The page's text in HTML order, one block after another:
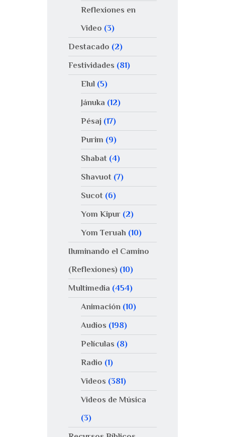
Reflexiones en
Video (3)
Destacado (2)
Festividades (81)
Elul(5)
Jánuka (12)
Pésaj(17)
Purim (9)
Shabat(4)
Shavuot(7)
Sucot(6)
Yom Kipur(2)
Yom Teruah (10)
Iluminando el Camino
(Reflexiones) (10)
Multimedia (454)
Animación(10)
Audios (198)
Películas (8)
Radio (1)
Videos (381)
Videos de Música
(3)